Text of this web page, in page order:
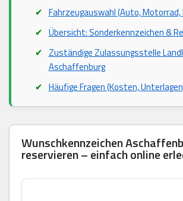
Fahrzeugauswahl (Auto, Motorrad,
Übersicht: Sonderkennzeichen &
Zuständige Zulassungsstelle
Aschaffenburg
Häufige Fragen (Kosten,
Wunschkennzeichen
reservieren – einfach online